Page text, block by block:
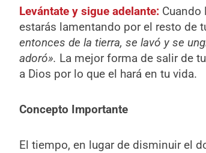
Levántate y sigue adelante: Cuando
estarás lamentando por el resto de
entonces de la tierra, se lavó y se
adoró». La mejor forma de salir de
a Dios por lo que el hará en tu vida.
Concepto Importante
El tiempo, en lugar de disminuir el